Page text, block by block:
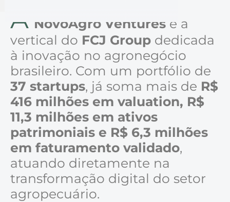
A NovoAgro Ventures é a
vertical do FCJ Group dedicada
à inovação no agronegócio
brasileiro. Com um portfólio de
37 startups, já soma mais de R$
416 milhões em valuation, R$
11,3 milhões em ativos
patrimoniais e R$ 6,3 milhões
em faturamento validado,
atuando diretamente na
transformação digital do setor
agropecuário.